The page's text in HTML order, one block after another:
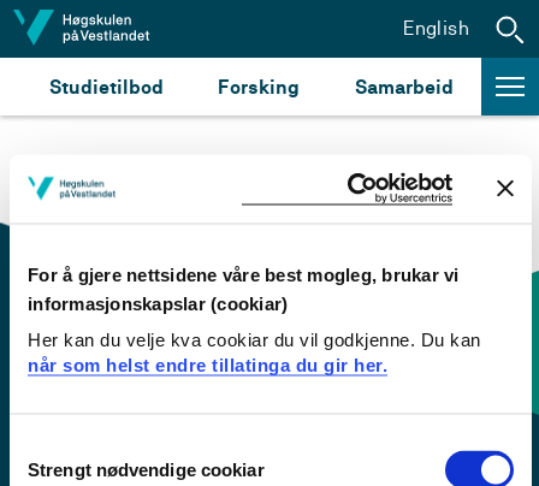
For å gjere nettsidene våre best mogleg, brukar vi
informasjonskapslar (cookiar)
Her kan du velje kva cookiar du vil godkjenne. Du kan
når som helst endre tillatinga du gir her.
Selection
Strengt nødvendige cookiar
Hopp til innhald
Studietilbod Forsking Samarbeid
English
Kontaktinfo og opningstider